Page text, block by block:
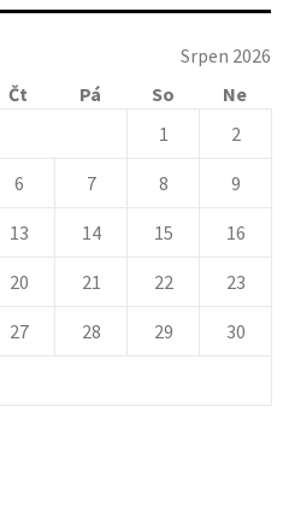
Srpen 2026
Čt Pá So
Ne
1
2
6 7 8 9
13 14 15 16
20 21 22 23
27 28 29 30